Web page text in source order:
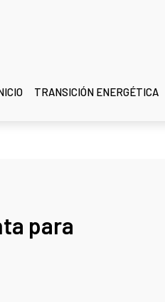
TRANSICIÓN ENERGÉTICA
para